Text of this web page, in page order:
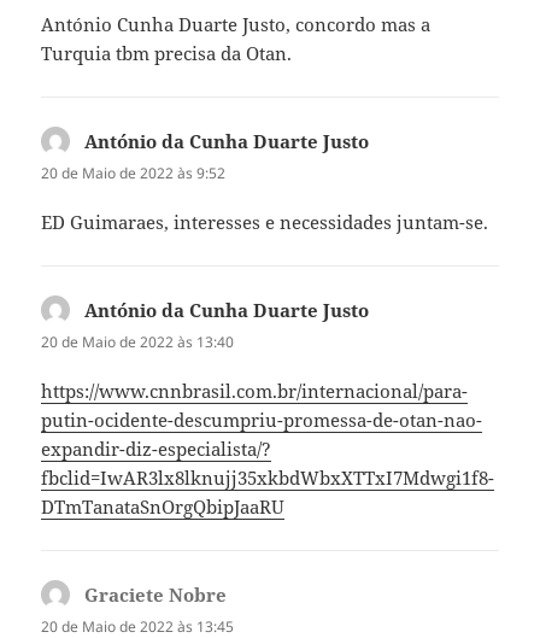
António Cunha Duarte Justo, concordo mas a
Turquia tbm precisa da Otan.
António da Cunha Duarte Justo
20 de Maio de 2022 às 9:52
ED Guimaraes, interesses e necessidades juntam-se.
António da Cunha Duarte Justo
20 de Maio de 2022 às 13:40
https://www.cnnbrasil.com.br/internacional/para-
putin-ocidente-descumpriu-promessa-de-otan-nao-
expandir-diz-especialista/?
fbclid=IwAR3lx8lknujj35xkbdWbxXTTxI7Mdwgi1f8-
DTmTanataSnOrgQbipJaaRU
Graciete Nobre
20 de Maio de 2022 às 13:45